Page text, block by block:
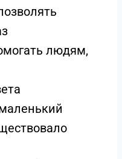
людям,